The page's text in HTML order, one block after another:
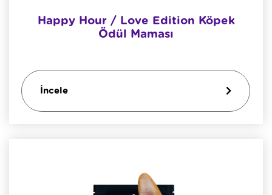
Happy Hour / Love Edition Köpek
Ödül Maması
İncele